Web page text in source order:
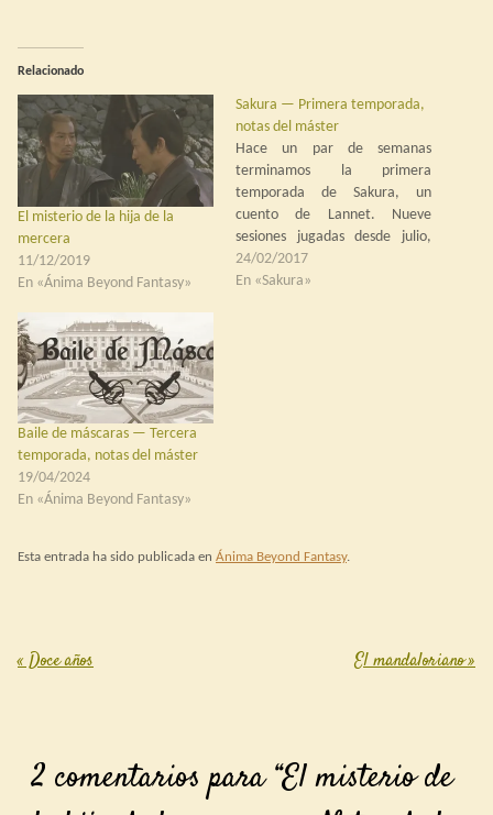
Relacionado
El misterio de la hija de la
mercera
11/12/2019
En «Ánima Beyond Fantasy»
Sakura — Primera temporada,
notas del máster
Hace un par de semanas
terminamos la primera
temporada de Sakura, un
cuento de Lannet. Nueve
sesiones jugadas desde julio,
con bastantes problemas y
rotación de jugadores. Entre
24/02/2017
En «Sakura»
Baile de máscaras — Tercera
temporada, notas del máster
19/04/2024
En «Ánima Beyond Fantasy»
Esta entrada ha sido publicada en Ánima Beyond Fantasy.
Post navigation
«Doce años El mandaloriano»
2 comentarios para “El misterio de